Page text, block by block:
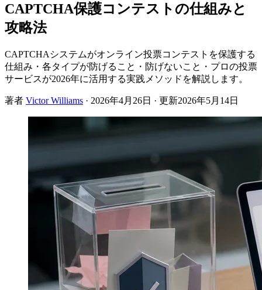
CAPTCHA保護コンテストの仕組みと
攻略法
CAPTCHAシステムがオンライン投票コンテストを保護する
仕組み・各タイプが防げること・防げないこと・プロの投票
サービスが2026年に活用する実践メソッドを解説します。
著者 Victor Williams · 2026年4月26日 · 更新2026年5月14日